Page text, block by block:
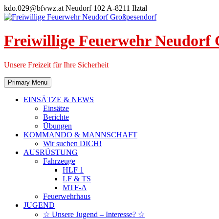
Skip
to
kdo.029@bfvwz.at Neudorf 102 A-8211 Ilztal
Freiwillige Feuerwehr Neudorf
Unsere Freizeit für Ihre Sicherheit
Primary Menu
EINSÄTZE & NEWS
Einsätze
Berichte
Übungen
KOMMANDO & MANNSCHAFT
Wir suchen DICH!
AUSRÜSTUNG
Fahrzeuge
HLF 1
LF & TS
MTF-A
Feuerwehrhaus
JUGEND
☆ Unsere Jugend – Interesse? ☆